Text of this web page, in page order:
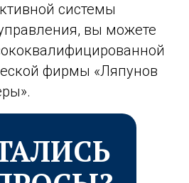
системы
вы можете
фирмы «Ляпунов